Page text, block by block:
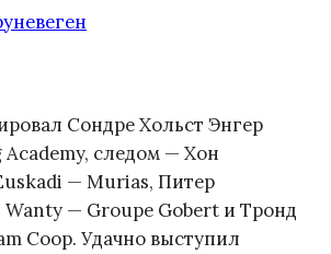
Сондре Хольст Энгер
следом — Хон
— Murias, Питер
Wanty — Groupe Gobert и Тронд
Coop. Удачно выступил